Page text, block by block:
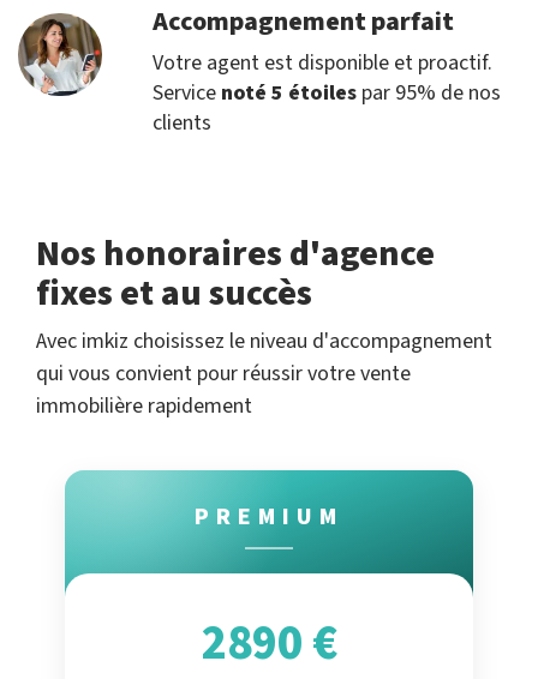
Accompagnement parfait
Votre agent est disponible et proactif.
Service noté 5 étoiles par 95% de nos
clients
Nos honoraires d'agence
fixes et au succès
Avec imkiz choisissez le niveau d'accompagnement
qui vous convient pour réussir votre vente
immobilière rapidement
PREMIUM
2890 €